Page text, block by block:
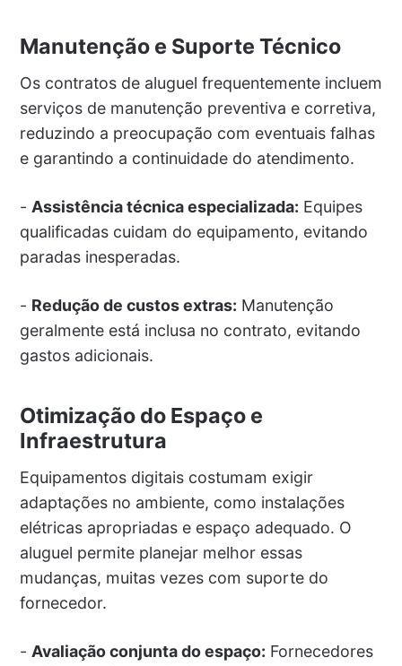
Manutenção e Suporte Técnico
Os contratos de aluguel frequentemente incluem
serviços de manutenção preventiva e corretiva,
reduzindo a preocupação com eventuais falhas
e garantindo a continuidade do atendimento.
- Assistência técnica especializada: Equipes
qualificadas cuidam do equipamento, evitando
paradas inesperadas.
- Redução de custos extras: Manutenção
geralmente está inclusa no contrato, evitando
gastos adicionais.
Otimização do Espaço e
Infraestrutura
Equipamentos digitais costumam exigir
adaptações no ambiente, como instalações
elétricas apropriadas e espaço adequado. O
aluguel permite planejar melhor essas
mudanças, muitas vezes com suporte do
fornecedor.
- Avaliação conjunta do espaço: Fornecedores